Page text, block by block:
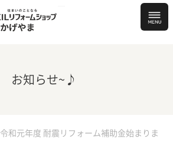
お知らせ~♪
令和元年度 耐震リフォーム補助金始まりま